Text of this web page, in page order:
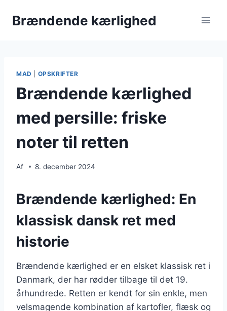
Brændende kærlighed
MAD OPSKRIFTER
Brændende kærlighed
med persille: friske
noter til retten
Af 8. december 2024
Brændende kærlighed: En
klassisk dansk ret med
historie
Brændende kærlighed er en elsket klassisk ret i
Danmark, der har rødder tilbage til det 19.
århundrede. Retten er kendt for sin enkle, men
velsmagende kombination af kartofler, flæsk og